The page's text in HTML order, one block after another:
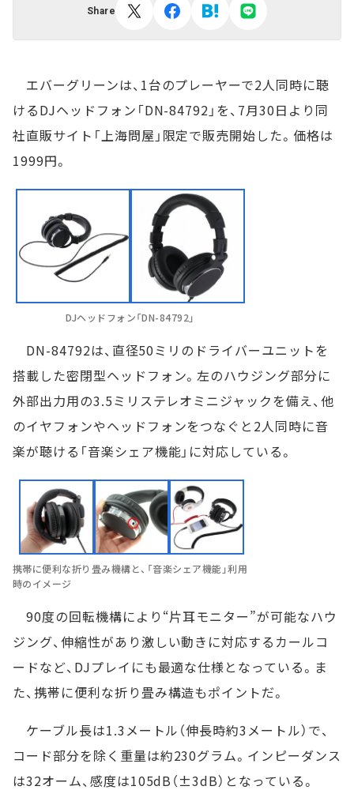
Share
エバーグリーンは、1台のプレーヤーで2人同時に聴
けるDJヘッドフォン「DN-84792」を、7月30日より同
社直販サイト「上海問屋」限定で販売開始した。価格は
1999円。
DJヘッドフォン「DN-84792」
DN-84792は、直径50ミリのドライバーユニットを
搭載した密閉型ヘッドフォン。左のハウジング部分に
外部出力用の3.5ミリステレオミニジャックを備え、他
のイヤフォンやヘッドフォンをつなぐと2人同時に音
楽が聴ける「音楽シェア機能」に対応している。
携帯に便利な折り畳み機構と、「音楽シェア機能」利用
時のイメージ
90度の回転機構により“片耳モニター”が可能なハウ
ジング、伸縮性があり激しい動きに対応するカールコ
ードなど、DJプレイにも最適な仕様となっている。ま
た、携帯に便利な折り畳み構造もポイントだ。
ケーブル長は1.3メートル（伸長時約3メートル）で、
コード部分を除く重量は約230グラム。インピーダンス
は32オーム、感度は105dB（±3dB）となっている。